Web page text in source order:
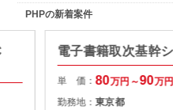
PHPの新着案件
電子書籍取次基幹
単 価：80万円～90万円
勤務地：東京都